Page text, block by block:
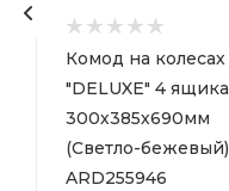
Комод на колесах
"DELUXE" 4 ящика
300х385х690мм
(Светло-бежевый)
ARD255946